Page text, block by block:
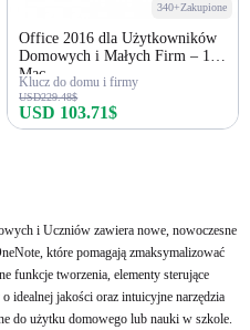
340+Zakupione
Office 2016 dla Użytkowników
Domowych i Małych Firm – 1
Mac
Klucz do domu i firmy
USD229.48$
USD 103.71$
i Uczniów zawiera nowe, nowoczesne
które pomagają zmaksymalizować
funkcje tworzenia, elementy sterujące
idealnej jakości oraz intuicyjne narzędzia
do użytku domowego lub nauki w szkole.